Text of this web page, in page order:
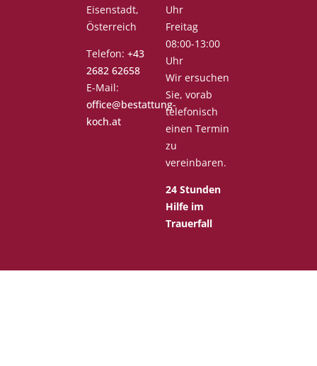
Eisenstadt,
Österreich
Telefon: +43
2682 62658
E-Mail:
office@bestattung-
koch.at
Uhr
Freitag
08:00-13:00
Uhr
Wir ersuchen
Sie, vorab
telefonisch
einen Termin
zu
vereinbaren.
24 Stunden
Hilfe im
Trauerfall